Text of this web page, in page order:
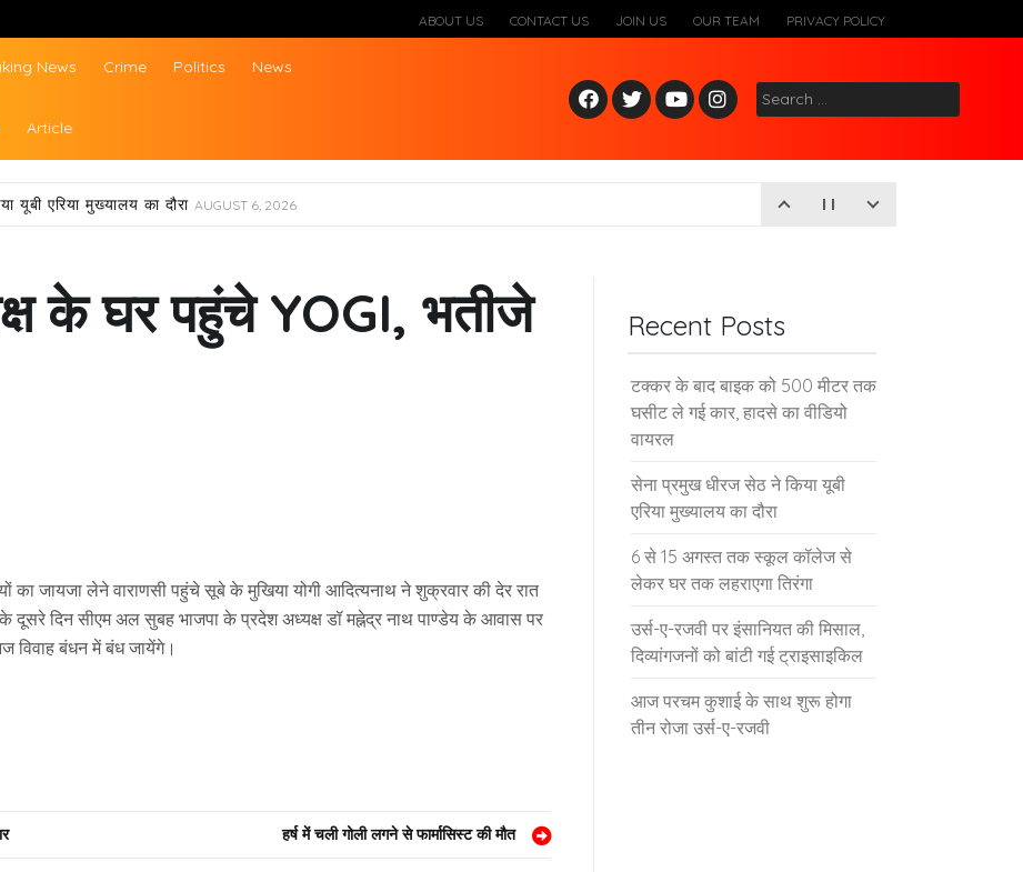
ABOUT US CONTACT US JOIN US OUR TEAM PRIVACY POLICY
News Crime Politics News
Article
Fac
ebo
Twitt
er
Yout
ube
Inst
agr
Search
for:
एरिया मुख्यालय का दौरा AUGUST 6, 2026
के घर पहुंचे YOGI, भतीजे
का जायजा लेने वाराणसी पहुंचे सूबे के मुखिया योगी आदित्यनाथ ने शुक्रवार की देर रात
दूसरे दिन सीएम अल सुबह भाजपा के प्रदेश अध्यक्ष डॉ मह्नेद्र नाथ पाण्डेय के आवास पर
विवाह बंधन में बंध जायेंगे।
हर्ष में चली गोली लगने से फार्मासिस्ट की मौत
Recent Posts
टक्कर के बाद बाइक को 500 मीटर तक
घसीट ले गई कार, हादसे का वीडियो
वायरल
सेना प्रमुख धीरज सेठ ने किया यूबी
एरिया मुख्यालय का दौरा
6 से 15 अगस्त तक स्कूल कॉलेज से
लेकर घर तक लहराएगा तिरंगा
उर्स-ए-रजवी पर इंसानियत की मिसाल,
दिव्यांगजनों को बांटी गई ट्राइसाइकिल
आज परचम कुशाई के साथ शुरू होगा
तीन रोजा उर्स-ए-रजवी